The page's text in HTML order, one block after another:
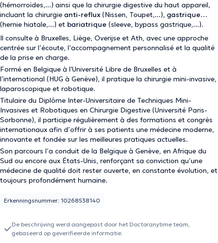
(hémorroïdes,...) ainsi que la chirurgie digestive du haut appareil,
incluant la chirurgie anti-reflux (Nissen, Toupet,...), gastrique
(hernie hiatale,...) et bariatrique (sleeve, bypass gastrique,...).
Il consulte à Bruxelles, Liège, Overijse et Ath, avec une approche
centrée sur l’écoute, l’accompagnement personnalisé et la qualité
de la prise en charge.
Formé en Belgique à l'Université Libre de Bruxelles et à
l’international (HUG à Genève), il pratique la chirurgie mini-invasive,
laparoscopique et robotique.
Titulaire du Diplôme Inter-Universitaire de Techniques Mini-
Invasives et Robotiques en Chirurgie Digestive (Université Paris-
Sorbonne), il participe régulièrement à des formations et congrès
internationaux afin d’offrir à ses patients une médecine moderne,
innovante et fondée sur les meilleures pratiques actuelles.
Son parcours l’a conduit de la Belgique à Genève, en Afrique du
Sud ou encore aux États-Unis, renforçant sa conviction qu’une
médecine de qualité doit rester ouverte, en constante évolution, et
toujours profondément humaine.
Erkenningsnummer: 10268538140
De beschrijving werd aangepast door het Doctoranytime team,
gebaseerd op geverifieerde informatie.